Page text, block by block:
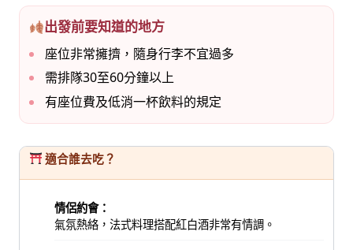
出發前要知道的地方
座位非常擁擠，隨身行李不宜過多
需排隊30至60分鐘以上
有座位費及低消一杯飲料的規定
適合誰去吃？
情侶約會：
氣氛熱絡，法式料理搭配紅白酒非常有情調。